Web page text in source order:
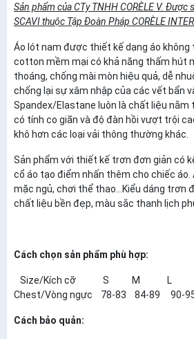
Sản phẩm của CTy TNHH CORÈLE V. Được
SCAVI thuộc Tập Đoàn Pháp CORÈLE
Áo lót nam được thiết kế dạng áo không
cotton mềm mại có khả năng thấm hút
thoáng, chống mài mòn hiệu quả, dễ
chống lại sự xâm nhập của các vết bẩn
Spandex/Elastane luôn là chất liệu nằm
có tính co giãn và độ đàn hồi vượt trội
khô hơn các loại vải thông thường khác.
Sản phẩm với thiết kế trơn đơn giản có
cổ áo tạo điểm nhấn thêm cho chiếc áo.
mặc ngủ, chơi thể thao...Kiểu dáng trơn
chất liệu bền đẹp, màu sắc thanh lịch
Cách chọn sản phẩm phù hợp:
Size/Kích cỡ S M L
Chest/Vòng ngực 78-83 84-89
Cách bảo quản: